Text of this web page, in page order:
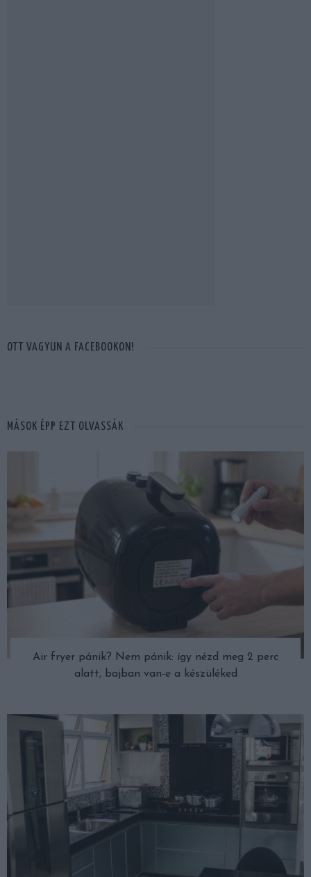
OTT VAGYUN A FACEBOOKON!
MÁSOK ÉPP EZT OLVASSÁK
Air fryer pánik? Nem pánik: így nézd meg 2 perc
alatt, bajban van-e a készüléked